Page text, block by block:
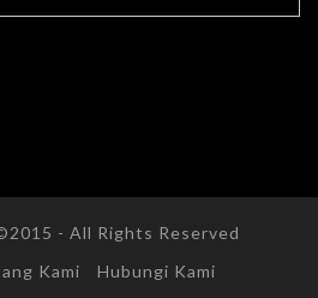
- All Rights Reserved
Kami Hubungi Kami